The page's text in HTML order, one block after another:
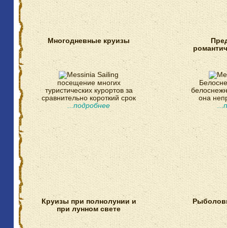
Многодневные круизы
посещение многих
туристических курортов за
сравнительно короткий срок
...подробнее
она
Круизы при полнолунии и
при лунном свете